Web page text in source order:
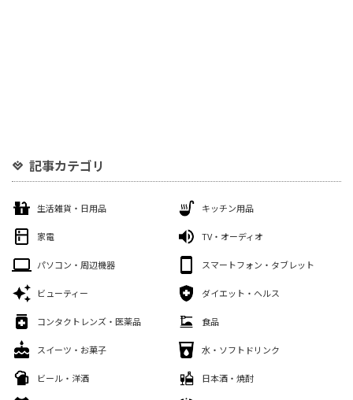
記事カテゴリ
生活雑貨・日用品 キッチン用品
家電 TV・オーディオ
パソコン・周辺機器 スマートフォン・タブレット
ビューティー ダイエット・ヘルス
コンタクトレンズ・医薬品 食品
スイーツ・お菓子 水・ソフトドリンク
ビール・洋酒 日本酒・焼酎